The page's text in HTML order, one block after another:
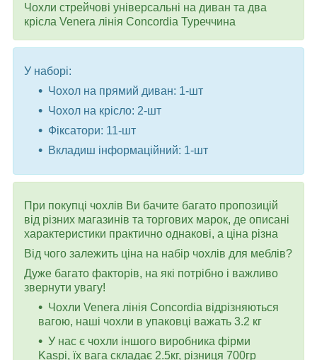
Чохли стрейчові універсальні на диван та два
крісла Venera лінія Concordia Туреччина
У наборі:
Чохол на прямий диван: 1-шт
Чохол на крісло: 2-шт
Фіксатори: 11-шт
Вкладиш інформаційний: 1-шт
При покупці чохлів Ви бачите багато пропозицій
від різних магазинів та торгових марок, де описані
характеристики практично однакові, а ціна різна
Від чого залежить ціна на набір чохлів для меблів?
Дуже багато факторів, на які потрібно і важливо
звернути увагу!
Чохли Venera лінія Concordia відрізняються
вагою, наші чохли в упаковці важать 3.2 кг
У нас є чохли іншого виробника фірми
Kaspi, їх вага складає 2.5кг, різниця 700гр